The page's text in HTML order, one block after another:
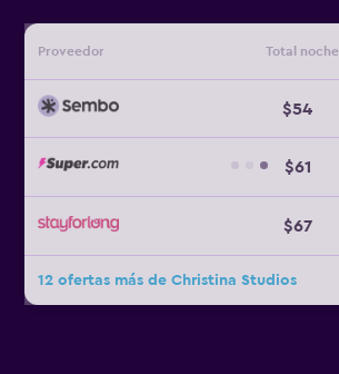
Proveedor Total noche
$54
$61
$67
12 ofertas más de Christina Studios